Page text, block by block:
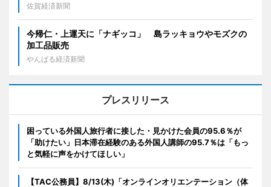
佐賀経済新聞
今帰仁・上運天に「ナギッコ」 島ラッキョウやモズクの
加工品販売
やんばる経済新聞
プレスリリース
困っている外国人旅行者に接した・見かけた会員の95.6％が
「助けたい」日本滞在経験のある外国人講師の95.7％は「もっ
と気軽に声をかけてほしい」
【TAC公務員】8/13(木)「オンラインオリエンテーション（体